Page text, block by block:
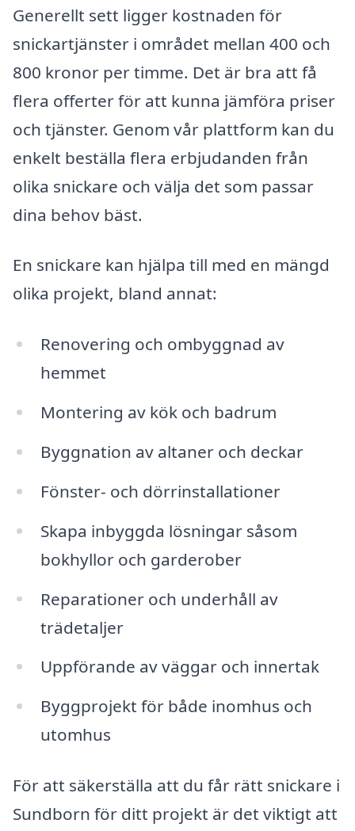
Generellt sett ligger kostnaden för
snickartjänster i området mellan 400 och
800 kronor per timme. Det är bra att få
flera offerter för att kunna jämföra priser
och tjänster. Genom vår plattform kan du
enkelt beställa flera erbjudanden från
olika snickare och välja det som passar
dina behov bäst.
En snickare kan hjälpa till med en mängd
olika projekt, bland annat:
Renovering och ombyggnad av
hemmet
Montering av kök och badrum
Byggnation av altaner och deckar
Fönster- och dörrinstallationer
Skapa inbyggda lösningar såsom
bokhyllor och garderober
Reparationer och underhåll av
trädetaljer
Uppförande av väggar och innertak
Byggprojekt för både inomhus och
utomhus
För att säkerställa att du får rätt snickare i
Sundborn för ditt projekt är det viktigt att